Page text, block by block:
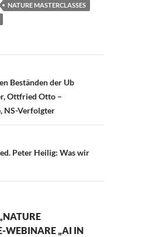
NATURE MASTERCLASSES
Beständen der Ub
Ottfried Otto –
NS-Verfolgter
Peter Heilig: Was wir
WEBINARE „AI IN